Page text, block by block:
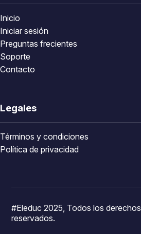
Inicio
Iniciar sesión
Preguntas frecientes
Soporte
Contacto
Legales
Términos y condiciones
Política de privacidad
#Eleduc 2025, Todos los derechos
reservados.